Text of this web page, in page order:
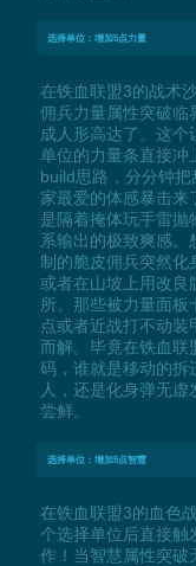
选择单位：增加5点力量
在铁血联盟3的战术
佣兵力量属性突破临
成人形高达了。这
单位的力量条直接冲
build思路，分分钟
家最爱的体感暴击来
是隔着掩体玩手雷抛
系输出的极致爽感。
制的脆皮佣兵突然化
或者在山坡上用改良
所。那些被力量面
点或者近战打不动装
而解。毕竟在铁血联
码，谁就是移动的拆
人，还是化身弹无
尝鲜。
选择单位：增加5点智慧
在铁血联盟3的血色
个选择单位后直接触
作！当智慧属性突破